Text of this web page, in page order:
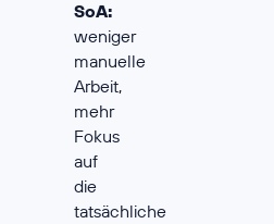
SoA:
weniger
manuelle
Arbeit,
mehr
Fokus
auf
die
tatsächliche